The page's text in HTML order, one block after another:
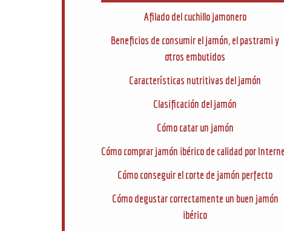
Afilado del cuchillo jamonero
Beneficios de consumir el jamón, el pastrami y
otros embutidos
Características nutritivas del jamón
Clasificación del jamón
Cómo catar un jamón
Cómo comprar jamón ibérico de calidad por
Cómo conseguir el corte de jamón perfecto
Cómo degustar correctamente un buen jamón
ibérico